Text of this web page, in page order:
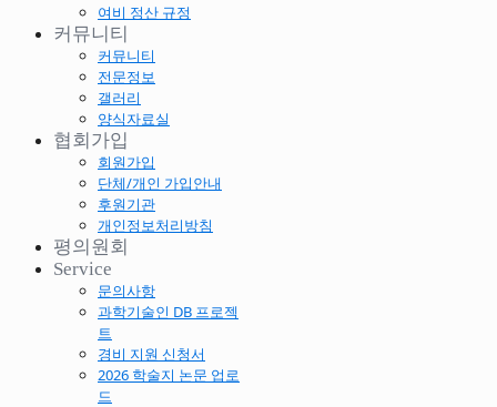
여비 정산 규정
커뮤니티
커뮤니티
전문정보
갤러리
양식자료실
협회가입
회원가입
단체/개인 가입안내
후원기관
개인정보처리방침
평의원회
Service
문의사항
과학기술인 DB 프로젝
트
경비 지원 신청서
2026 학술지 논문 업로
드